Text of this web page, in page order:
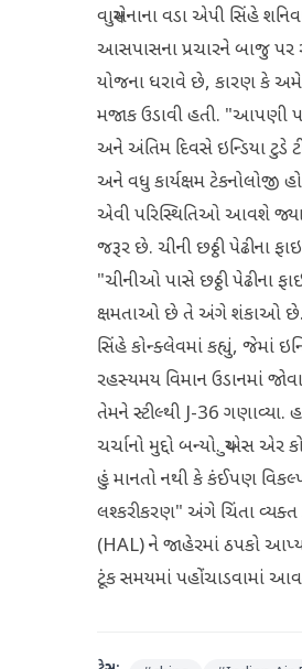
વાયુસેનાના વડા એપી સિંહે
આસપાસના પ્રચારને બાજુ પર
યોજના ધરાવે છે, કારણ કે અમે
મજાક ઉડાવી હતી. "આપણી
અને અંતિમ દિવસે ઇન્ડિયા ટુડે
અને વધુ કાર્યક્ષમ ટેકનોલોજી
એવી પરિસ્થિતિઓ આવશે
જરૂર છે. ચીની છઠ્ઠી પેઢીના
"ચીનીઓ પાસે છઠ્ઠી પેઢીના
ક્ષમતાઓ છે તે અંગે શંકાઓ છે.
સિંહે કોન્ક્લેવમાં કહ્યું, જેમાં
રહસ્યમય વિમાન ઉડાનમાં
તેમને સ્ટીલ્થી J-36 ગણાવ્યા.
ચર્ચાનો મુદ્દો બન્યો. યુએસ
હું માનતો નથી કે કંઈપણ
લશ્કરીકરણ" અંગે ચિંતા વ્યક્ત
(HAL) ને જાહેરમાં ઠપકો
ટૂંક સમયમાં પહોંચાડવામાં